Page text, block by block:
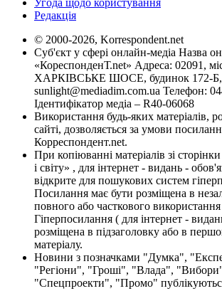
Редакція
© 2000-2026, Korrespondent.net
Суб'єкт у сфері онлайн-медіа Назва
«КореспонденТ.net» Адреса: 02091,
ХАРКІВСЬКЕ ШОСЕ, будинок 172-Б,
sunlight@mediadim.com.ua Телефон:
Ідентифікатор медіа – R40-06068
Використання будь-яких матеріалів,
сайті, дозволяється за умови
Корреспондент.net.
При копіюванні матеріалів зі
і світу» , для інтернет - видань -
відкрите для пошукових систем
Посилання має бути розміщена в
повного або часткового використання
Гіперпосилання ( для інтернет -
розміщена в підзаголовку або в
матеріалу.
Новини з позначками "Думка",
"Регіони", "Гроші", "Влада",
"Спецпроекти", "Промо"